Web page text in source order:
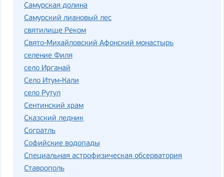
Самурская долина
Самурский лиановый лес
святилище Реком
Свято-Михайловский Афонский монастырь
селение Филя
село Ирганай
Село Итум-Кали
село Рутул
Сентинский храм
Сказский ледник
Согратль
Софийские водопады
Специальная астрофизическая обсерватория
Ставрополь